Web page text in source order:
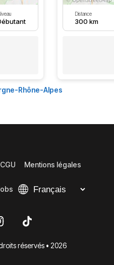
Distance
300 km
Rhône-Alpes
CGU Mentions légales
réservés • 2026